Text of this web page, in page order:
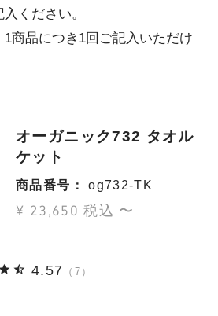
ください。
商品につき1回ご記入いただけ
オーガニック732 タオル
ケット
商品番号 og732-TK
¥ 23,650 税込 〜
4.57 7